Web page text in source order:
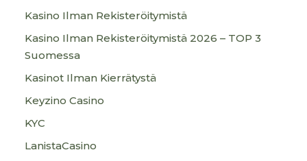
Kasino Ilman Rekisteröitymistä
Kasino Ilman Rekisteröitymistä 2026 – TOP 3
Suomessa
Kasinot Ilman Kierrätystä
Keyzino Casino
KYC
LanistaCasino